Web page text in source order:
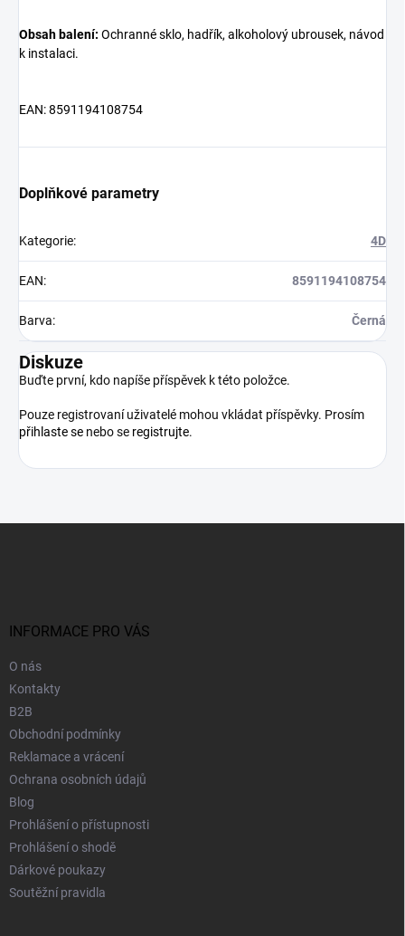
Obsah balení: Ochranné sklo, hadřík, alkoholový ubrousek, návod
k instalaci.
EAN: 8591194108754
Doplňkové parametry
Kategorie: 4D
EAN: 8591194108754
Barva: Černá
Diskuze
Buďte první, kdo napíše příspěvek k této položce.
Pouze registrovaní uživatelé mohou vkládat příspěvky. Prosím
přihlaste se nebo se registrujte.
INFORMACE PRO VÁS
O nás
Kontakty
B2B
Obchodní podmínky
Reklamace a vrácení
Ochrana osobních údajů
Blog
Prohlášení o přístupnosti
Prohlášení o shodě
Dárkové poukazy
Soutěžní pravidla